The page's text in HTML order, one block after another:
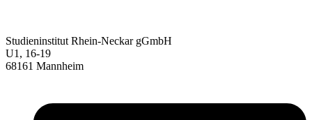
Studieninstitut Rhein-Neckar gGmbH
U1, 16-19
68161 Mannheim